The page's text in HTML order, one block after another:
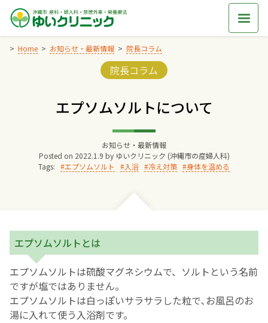
Skip
content
Home お知らせ・最新情報 院長コラム
Categories:
院長コラム
エプソムソルトについて
お知らせ・最新情報
Posted on 2022.1.9 by ゆいクリニック (沖縄市の産婦人科)
Tags:
エプソムソルト 入浴 冷え対策 身体を温める
エプソムソルトとは
エプソムソルトは硫酸マグネシウムで、ソルトという名前
ですが塩ではありません。
エプソムソルトは白っぽいサラサラした粒で､お風呂のお
湯に入れて使う入浴剤です。
院長からのごあいさつ
妊婦健診
お産について